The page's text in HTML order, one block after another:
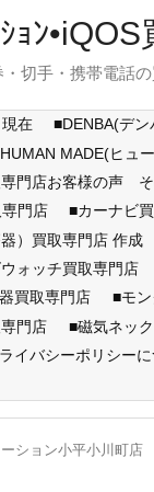
ｮﾝ
・切手・携帯電
在 ■DENBA(デ
MADE(ヒュ
専門店お客様の声
門店
■カーナビ
）買取専門店 作成
ォッチ買取専門店
買取専門店
■モ
門店
■磁気ネッ
イバシーポリシー
ション小平小川町店